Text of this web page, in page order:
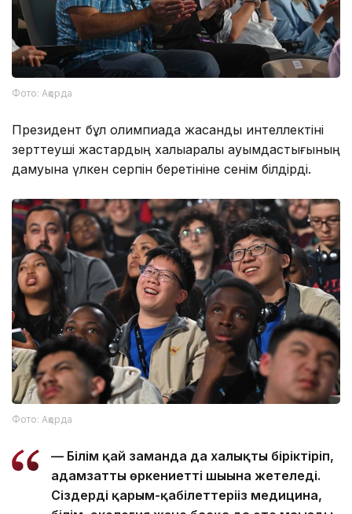
Фото: Ақорда
Президент бұл олимпиада жасанды интеллектіні
зерттеуші жастардың халықаралық қауымдастығының
дамуына үлкен серпін беретініне сенім білдірді.
Фото: Ақорда
— Білім қай заманда да халықты біріктіріп,
адамзатты өркениеттің шыңына жетеледі.
Сіздердің қарым-қабілеттеріңіз медицина,